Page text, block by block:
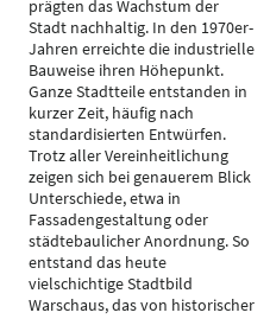
prägten das Wachstum der
Stadt nachhaltig. In den 1970er-
Jahren erreichte die industrielle
Bauweise ihren Höhepunkt.
Ganze Stadtteile entstanden in
kurzer Zeit, häufig nach
standardisierten Entwürfen.
Trotz aller Vereinheitlichung
zeigen sich bei genauerem Blick
Unterschiede, etwa in
Fassadengestaltung oder
städtebaulicher Anordnung. So
entstand das heute
vielschichtige Stadtbild
Warschaus, das von historischer